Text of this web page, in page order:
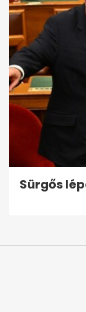
Sürgős